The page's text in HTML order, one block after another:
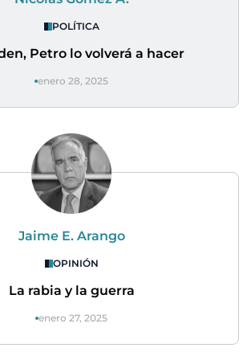
POLÍTICA
Petro lo volverá a hacer
enero 28, 2025
Jaime E. Arango
OPINIÓN
La rabia y la guerra
enero 27, 2025